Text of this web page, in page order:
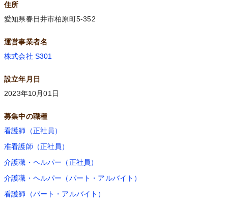
住所
愛知県春日井市柏原町5-352
運営事業者名
株式会社 S301
設立年月日
2023年10月01日
募集中の職種
看護師（正社員）
准看護師（正社員）
介護職・ヘルパー（正社員）
介護職・ヘルパー（パート・アルバイト）
看護師（パート・アルバイト）